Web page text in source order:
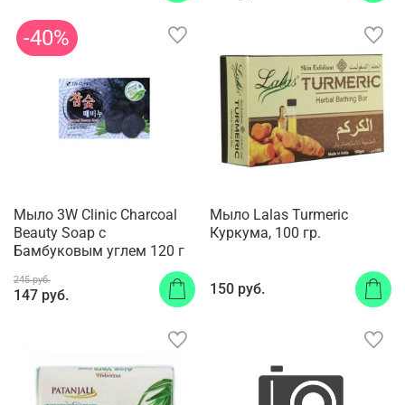
-40%
Мыло 3W Clinic Charcoal
Beauty Soap с
Бамбуковым углем 120 г
245 руб.
147 руб.
Мыло Lalas Turmeric
Куркума, 100 гр.
150 руб.